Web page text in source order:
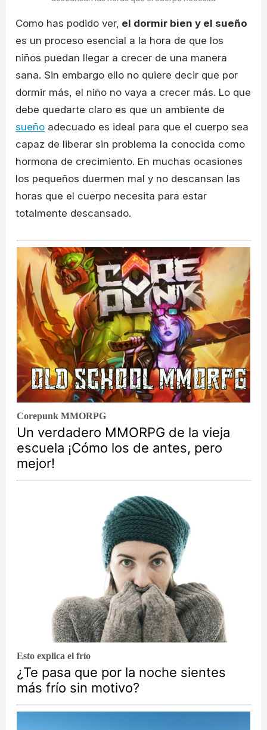
Como has podido ver, el dormir bien y el sueño
es un proceso esencial a la hora de que los
niños puedan llegar a crecer de una manera
sana. Sin embargo ello no quiere decir que por
dormir más, el niño no vaya a crecer más. Lo que
debe quedarte claro es que un ambiente de
sueño adecuado es ideal para que el cuerpo sea
capaz de liberar sin problema la conocida como
hormona de crecimiento. En muchas ocasiones
los pequeños duermen mal y no descansan las
horas que el cuerpo necesita para estar
totalmente descansado.
Corepunk MMORPG
Un verdadero MMORPG de la vieja
escuela ¡Cómo los de antes, pero
mejor!
Esto explica el frío
¿Te pasa que por la noche sientes
más frío sin motivo?